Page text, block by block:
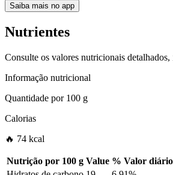
Saiba mais no app
Nutrientes
Consulte os valores nutricionais
Informação nutricional
Quantidade por100 g
Calorias
🔥 74 kcal
Nutrição por 100 g Value % Valor diário